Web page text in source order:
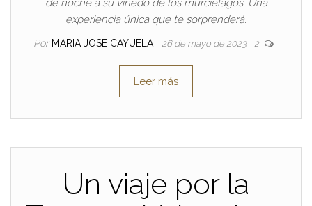
experiencia única que te sorprenderá.
Por MARIA JOSE CAYUELA 26 de mayo de 2023 2
Leer más
Un viaje por la